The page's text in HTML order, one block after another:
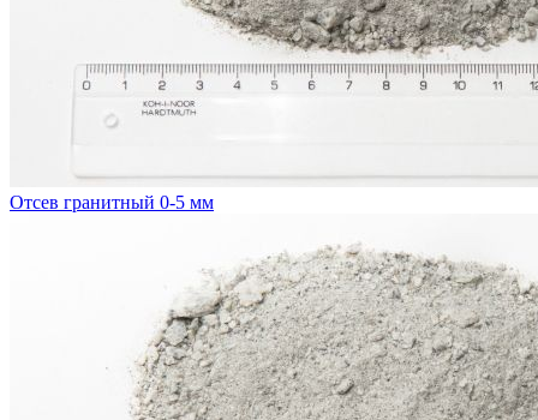
Отсев гранитный 0-5 мм